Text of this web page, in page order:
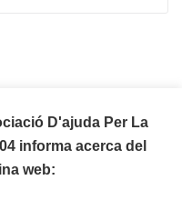
D'ajuda Per La
informa acerca del
web: